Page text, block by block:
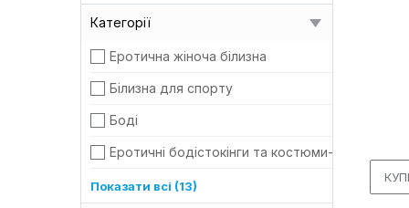
Категорії
Еротична жіноча білизна
Білизна для спорту
Боді
Еротичні бодістокінги та костюми-сітка
Комплекти
Показати всі (13)